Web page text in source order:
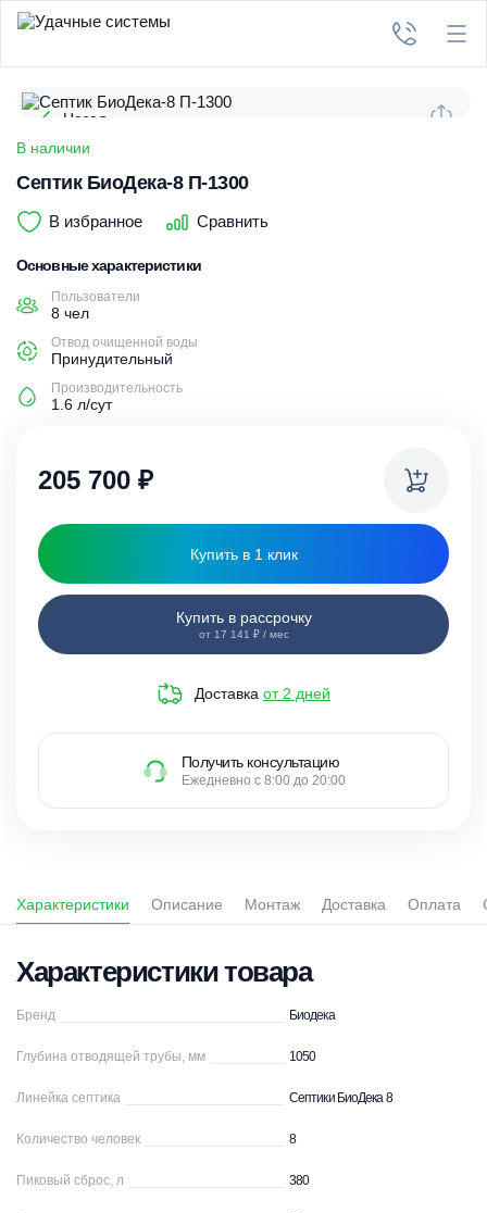
Назад
В наличии
Септик БиоДека-8 П-1300
В избранное Сравнить
Основные характеристики
Пользователи
8 чел
Отвод очищенной воды
Принудительный
Производительность
1.6 л/сут
205 700 ₽
Купить в 1 клик
Купить в рассрочку
от 17 141 ₽ / мес
Доставка от 2 дней
Получить консультацию
Ежедневно с 8:00 до 20:00
Характеристики Описание Монтаж Доставка Оплата
Характеристики товара
Бренд Биодека
Глубина отводящей трубы, мм 1050
Линейка септика Септики БиоДека 8
Количество человек 8
Пиковый сброс, л 380